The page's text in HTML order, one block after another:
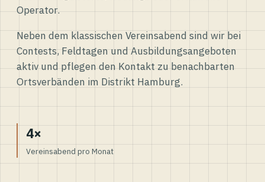
Operator.
Neben dem klassischen Vereinsabend sind wir bei
Contests, Feldtagen und Ausbildungsangeboten
aktiv und pflegen den Kontakt zu benachbarten
Ortsverbänden im Distrikt Hamburg.
4×
Vereinsabend pro Monat